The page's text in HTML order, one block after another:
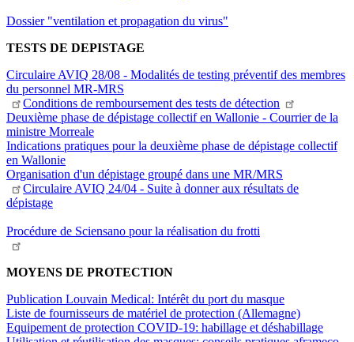
Dossier "ventilation et propagation du virus"
TESTS DE DEPISTAGE
Circulaire AVIQ 28/08 - Modalités de testing préventif des membres
du personnel MR-MRS
Conditions de remboursement des tests dedétection
Deuxième phase de dépistage collectif en Wallonie - Courrier de la
ministre Morreale
Indications pratiques pour la deuxième phase de dépistage collectif
en Wallonie
Organisation d'un dépistage groupé dans une MR/MRS
Circulaire AVIQ 24/04 - Suite à donner aux résultats de
dépistage
Procédure de Sciensano pour la réalisation du frotti
MOYENS DE PROTECTION
Publication Louvain Medical: Intérêt du port du masque
Liste de fournisseurs de matériel de protection (Allemagne)
Equipement de protection COVID-19: habillage et déshabillage